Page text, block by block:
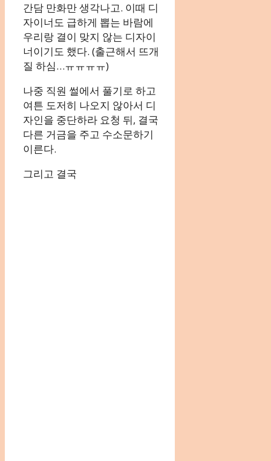
간담 만화만 생각나고. 이때 디
자이너도 급하게 뽑는 바람에
우리랑 결이 맞지 않는 디자이
너이기도 했다. (출근해서 뜨개
질 하심…ㅠㅠㅠㅠ)
나중 직원 썰에서 풀기로 하고
여튼 도저히 나오지 않아서 디
자인을 중단하라 요청 뒤, 결국
다른 거금을 주고 수소문하기
이른다.
그리고 결국